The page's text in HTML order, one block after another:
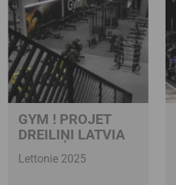
GYM ! PROJET
DREILIŅI LATVIA
Lettonie 2025